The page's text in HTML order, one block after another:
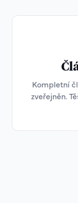
Kompletní
zveřejněn.